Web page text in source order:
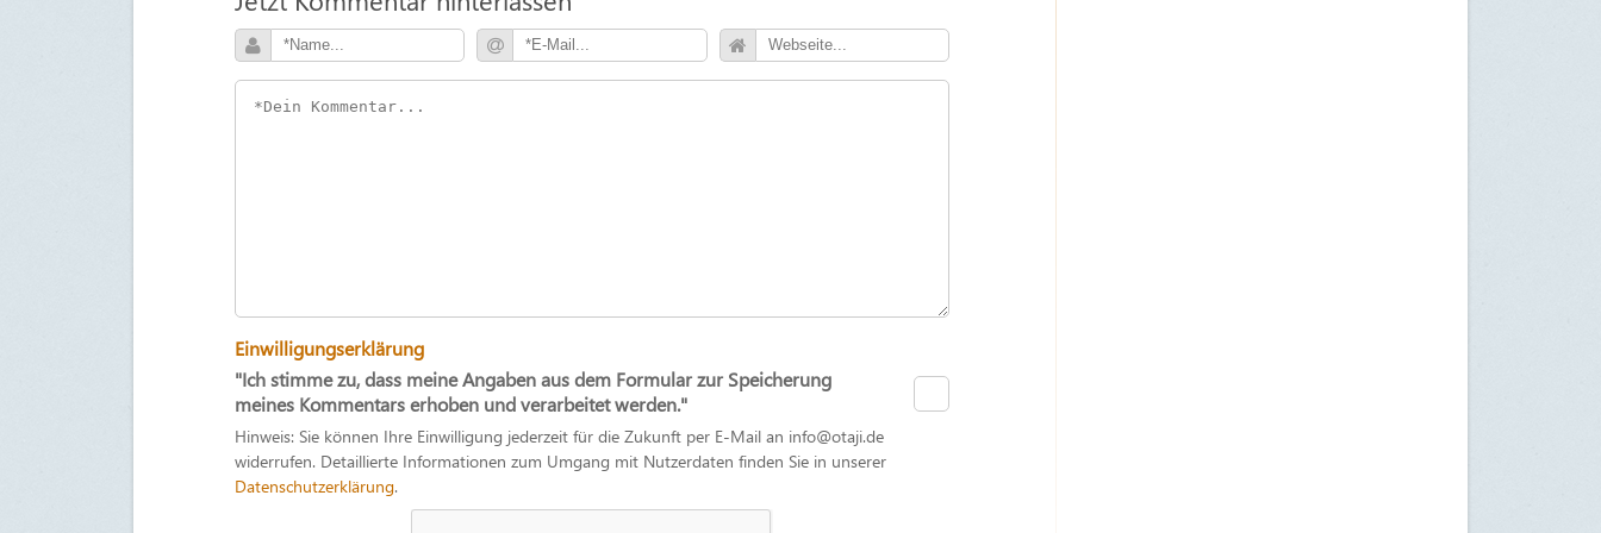
Einwilligungserklärung
"Ich stimme zu, dass meine Angaben aus dem Formular zur Speicherung
meines Kommentars erhoben und verarbeitet werden."
Hinweis: Sie können Ihre Einwilligung jederzeit für die Zukunft per E-Mail an info@otaji.de
widerrufen. Detaillierte Informationen zum Umgang mit Nutzerdaten finden Sie in unserer
Datenschutzerklärung.